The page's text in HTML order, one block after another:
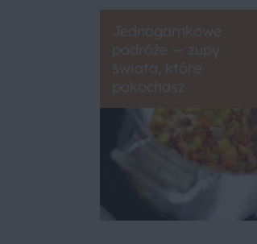
Jednogarnkowe
podróże — zupy
świata, które
pokochasz